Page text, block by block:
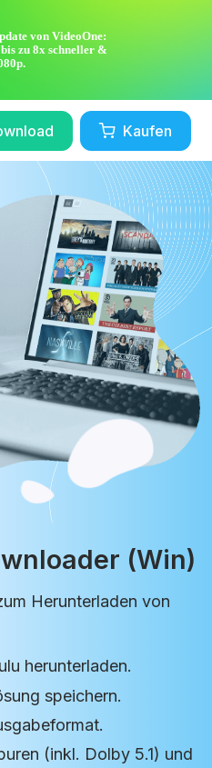
von VideoOne:
zu 8x schneller &
Kaufen
(Win)
Herunterladen von
herunterladen.
speichern.
(inkl. Dolby 5.1) und